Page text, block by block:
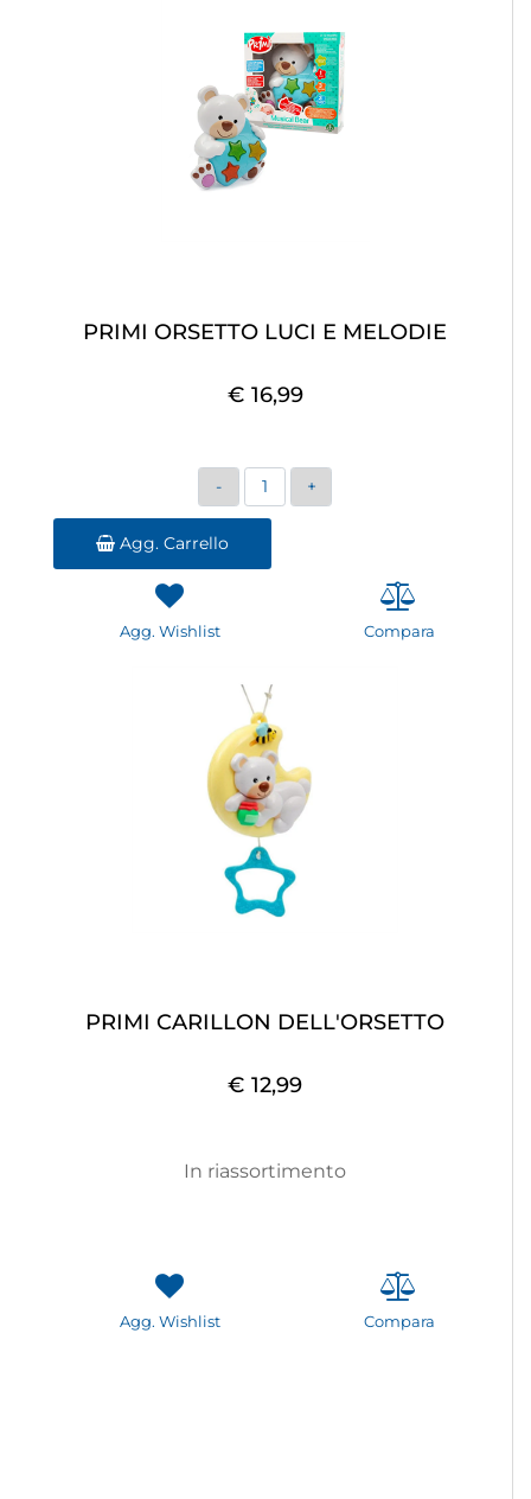
PRIMI ORSETTO LUCI E MELODIE
€ 16,99
Quantità
Agg. Carrello
Agg. Wishlist Compara
PRIMI CARILLON DELL'ORSETTO
€ 12,99
In riassortimento
Agg. Wishlist Compara